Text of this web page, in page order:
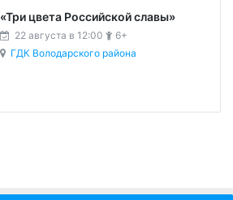
«Три цвета Российской славы»
22 августа в 12:00
6+
ГДК Володарского района